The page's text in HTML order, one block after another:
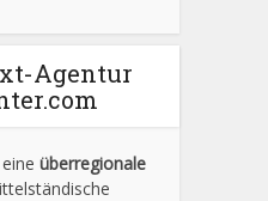
Agentur
überregionale